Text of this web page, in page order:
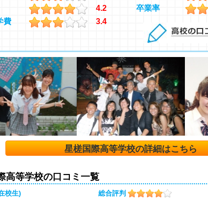
4.2
費
3.4
卒業率
星槎国際高等学校の詳細はこちら
高等学校の口コミ一覧
校生) 総合評判